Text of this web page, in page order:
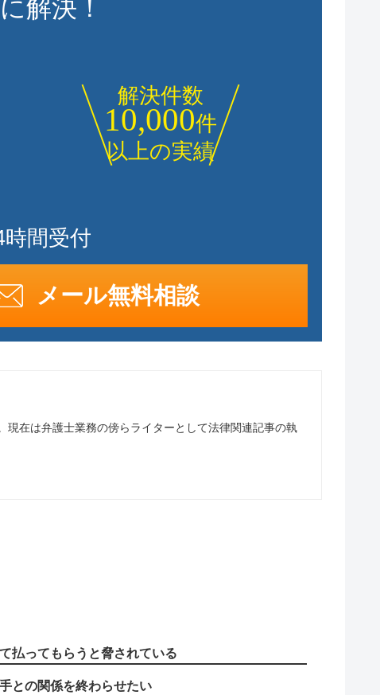
解決！
解決件数
10,000件
以上の実績
間受付
メール無料相談
在は弁護士業務の傍らライターとして法律関連記事の執
払ってもらうと脅されている
との関係を終わらせたい